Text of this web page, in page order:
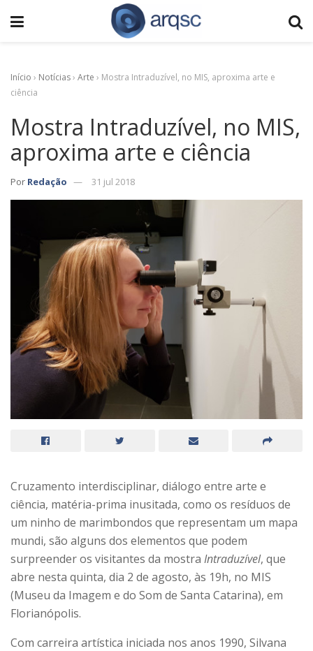
Início › Notícias› Arte › Mostra Intraduzível, no MIS, aproxima arte e
ciência
Mostra Intraduzível, no MIS,
aproxima arte e ciência
Por Redação 31 jul 2018
Cruzamento interdisciplinar, diálogo entre arte e
ciência, matéria-prima inusitada, como os resíduos de
um ninho de marimbondos que representam um mapa
mundi, são alguns dos elementos que podem
surpreender os visitantes da mostra Intraduzível, que
abre nesta quinta, dia 2 de agosto, às 19h, no MIS
(Museu da Imagem e do Som de Santa Catarina), em
Florianópolis.
Com carreira artística iniciada nos anos 1990, Silvana